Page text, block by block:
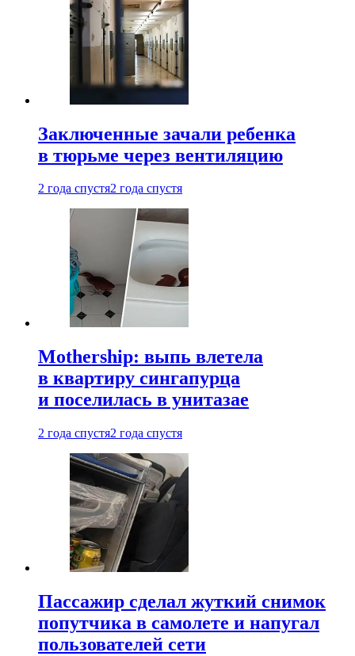
Заключенные зачали ребенка
в тюрьме через вентиляцию
2 года спустя2 года спустя
Mothership: выпь влетела
в квартиру сингапурца
и поселилась в унитазае
2 года спустя2 года спустя
Пассажир сделал жуткий снимок
попутчика в самолете и напугал
пользователей сети